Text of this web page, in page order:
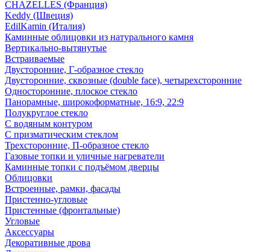
CHAZELLES (Франция)
Keddy (Швеция)
EdilKamin (Италия)
Каминные облицовки из натурального камня
Вертикально-вытянутые
Встраиваемые
Двусторонние, Г-образное стекло
Двусторонние, сквозные (double face), четырехсторонние
Односторонние, плоское стекло
Панорамные, широкоформатные, 16:9, 22:9
Полукруглое стекло
С водяным контуром
С призматическим стеклом
Трехсторонние, П-образное стекло
Газовые топки и уличные нагреватели
Каминные топки с подъёмом дверцы
Облицовки
Встроенные, рамки, фасады
Пристенно-угловые
Пристенные (фронтальные)
Угловые
Аксессуары
Декоративные дрова